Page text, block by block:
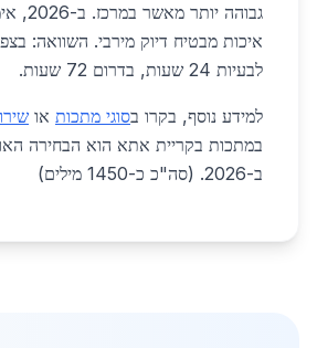
איכות מבטיח דיוק מירבי. השוואה:
לבעיות 24 שעות, בדרום 72 שעות.
למידע נוסף, בקרו בסוגי מתכות או
במתכות בקריית אתא הוא הבחירה
ב-2026. (סה"כ כ-1450 מילים)